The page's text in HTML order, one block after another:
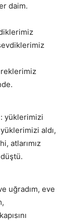
daim.
yüklerimizi
yüklerimizi aldı,
atlarımız
uğradım, eve